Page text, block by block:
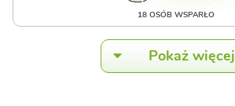
18 OSÓB WSPARŁO
Pokaż więcej